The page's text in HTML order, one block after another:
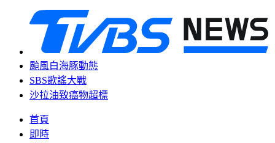
颱風白海豚動態
SBS歌謠大戰
沙拉油致癌物超標
首頁
即時